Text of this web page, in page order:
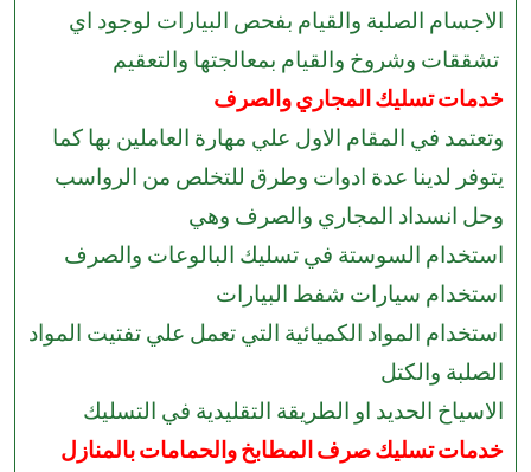
الاجسام الصلبة والقيام بفحص البيارات لوجود اي
خدمات تسليك المجاري والصرف
وتعتمد في المقام الاول علي مهارة العاملين بها كما
يتوفر لدينا عدة ادوات وطرق للتخلص من الرواسب
وحل انسداد المجاري والصرف وهي
استخدام السوستة في تسليك البالوعات والصرف
استخدام سيارات شفط البيارات
استخدام المواد الكميائية التي تعمل علي تفتيت المواد
الصلبة والكتل
الاسياخ الحديد او الطريقة التقليدية في التسليك
خدمات تسليك صرف المطابخ والحمامات بالمنازل